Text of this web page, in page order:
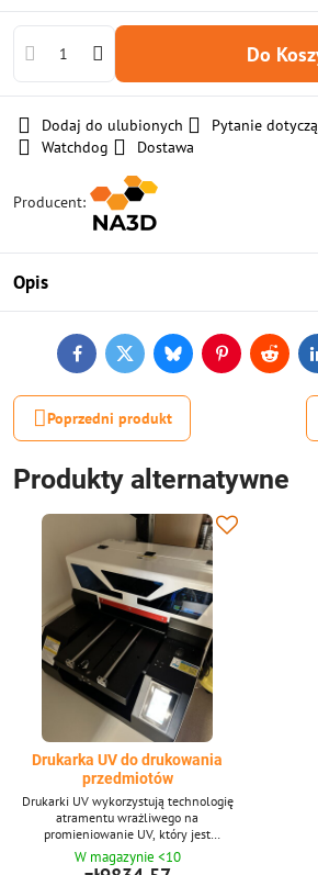
Do
Dodaj do ulubionych
Pytanie
Watchdog
Dostawa
Producent:
Opis
FacebookTwitterBlueskyPinterestReddit
Poprzedni produkt
Produkty alternatywne
Drukarka UV do drukowania
przedmiotów
Drukarki UV wykorzystują technologię
atramentu wrażliwego na
promieniowanie UV, który jest
natychmiast utwardzany przez lampy
UV. Dzięki tej technologii można
W magazynie <10